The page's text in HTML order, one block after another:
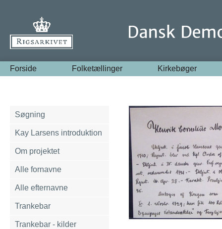
Forside Folketællinger Kirkebøger
Søgning
Kay Larsens introduktion
Om projektet
Alle fornavne
Alle efternavne
Trankebar
Trankebar - kilder